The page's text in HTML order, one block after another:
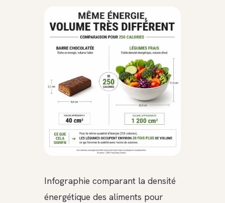
Infographie comparant la densité
énergétique des aliments pour